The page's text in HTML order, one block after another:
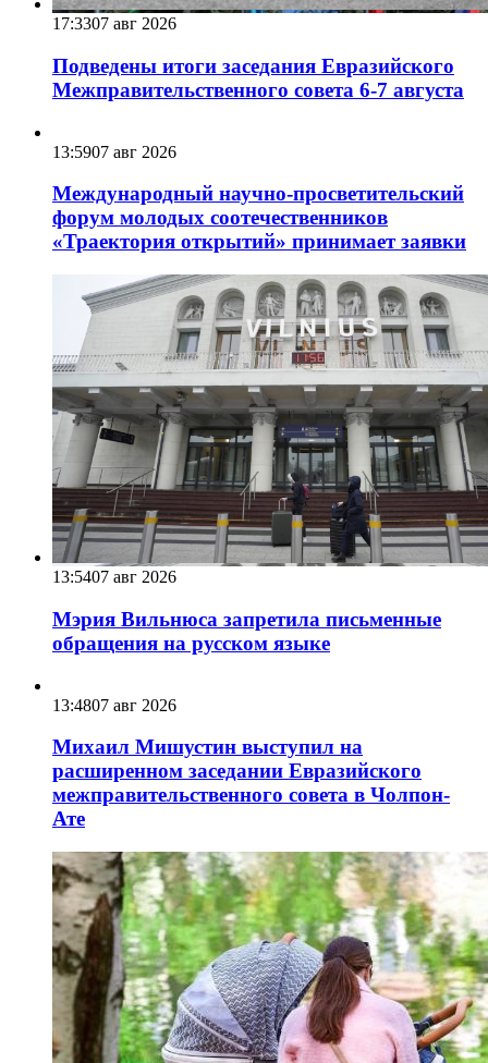
17:3307 авг 2026
Подведены итоги заседания Евразийского
Межправительственного совета 6-7 августа
13:5907 авг 2026
Международный научно-просветительский
форум молодых соотечественников
«Траектория открытий» принимает заявки
13:5407 авг 2026
Мэрия Вильнюса запретила письменные
обращения на русском языке
13:4807 авг 2026
Михаил Мишустин выступил на
расширенном заседании Евразийского
межправительственного совета в Чолпон-
Ате